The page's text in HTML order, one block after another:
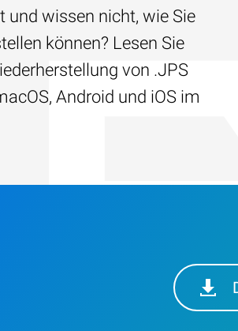
wissen nicht, wie Sie
können? Lesen Sie
von .JPS
Android und iOS im